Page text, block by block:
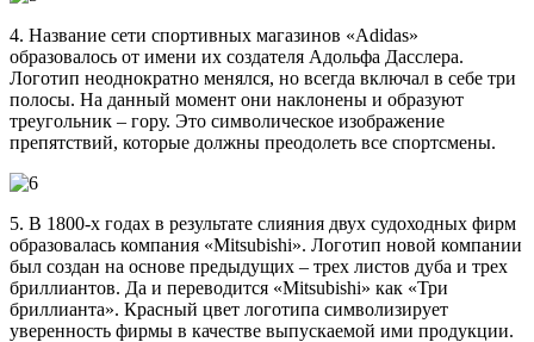
4. Название сети спортивных магазинов «Adidas»
образовалось от имени их создателя Адольфа Дасслера.
Логотип неоднократно менялся, но всегда включал в себе три
полосы. На данный момент они наклонены и образуют
треугольник – гору. Это символическое изображение
препятствий, которые должны преодолеть все спортсмены.
5. В 1800-х годах в результате слияния двух судоходных фирм
образовалась компания «Mitsubishi». Логотип новой компании
был создан на основе предыдущих – трех листов дуба и трех
бриллиантов. Да и переводится «Mitsubishi» как «Три
бриллианта». Красный цвет логотипа символизирует
уверенность фирмы в качестве выпускаемой ими продукции.